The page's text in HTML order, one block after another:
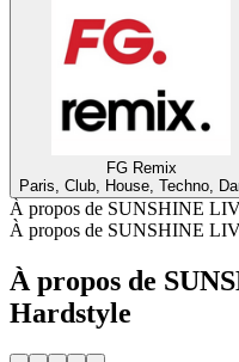
FG Remix
Paris, Club, House, Techno,
À propos de SUNSHINE
À propos de SUNSHINE
À propos de
Hardstyle